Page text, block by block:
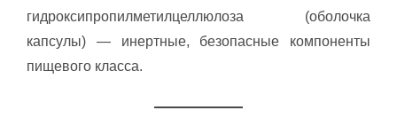
гидроксипропилметилцеллюлоза (оболочка
капсулы) — инертные, безопасные компоненты
пищевого класса.